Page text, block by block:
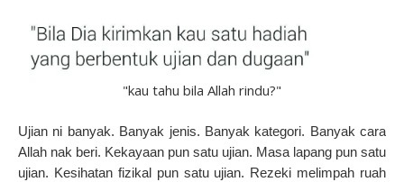
"kau tahu bila Allah rindu?"
Ujian ni banyak. Banyak jenis. Banyak kategori. Banyak cara
Allah nak beri. Kekayaan pun satu ujian. Masa lapang pun satu
ujian. Kesihatan fizikal pun satu ujian. Rezeki melimpah ruah